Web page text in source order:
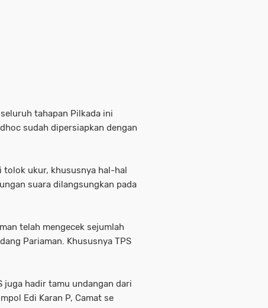
tahapan Pilkada ini
sudah dipersiapkan dengan
tolok ukur, khususnya hal-hal
suara dilangsungkan pada
telah mengecek sejumlah
Pariaman. Khususnya TPS
juga hadir tamu undangan dari
Edi Karan P, Camat se